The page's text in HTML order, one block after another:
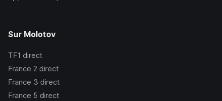
Sur Molotov
TF1 direct
France 2 direct
France 3 direct
France 5 direct